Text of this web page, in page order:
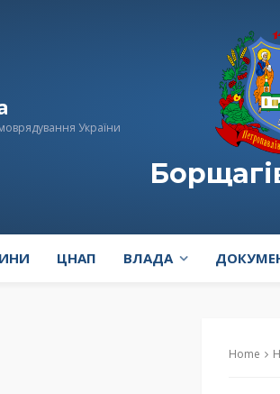
України
ЦНАП ВЛАДА
Home